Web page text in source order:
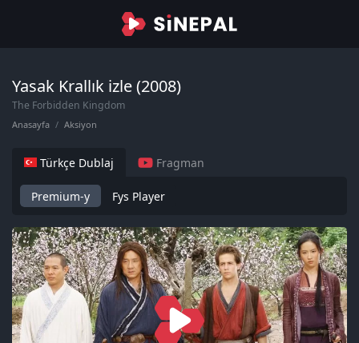
Yasak Krallık izle (2008)
The Forbidden Kingdom
Anasayfa Aksiyon
Türkçe Dublaj Fragman
Premium-y Fys Player